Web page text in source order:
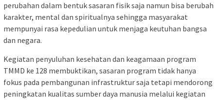
perubahan dalam bentuk sasaran fisik saja namun bisa berubah
karakter, mental dan spiritualnya sehingga masyarakat
mempunyai rasa kepedulian untuk menjaga keutuhan bangsa
dan negara.
Kegiatan penyuluhan kesehatan dan keagamaan program
TMMD ke 128 membuktikan, sasaran program tidak hanya
fokus pada pembangunan infrastruktur saja tetapi mendorong
peningkatan kualitas sumber daya manusia melalui kegiatan